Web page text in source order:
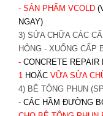
- SẢN PHẨM VCOLD
NGAY)
3) SỬA CHỮA CÁC
HỎNG - XUỐNG CẤP
- CONCRETE REPAIR
1 HOẶC VỮA SỬA
4) BÊ TÔNG PHUN
- CÁC HẦM ĐƯỜNG